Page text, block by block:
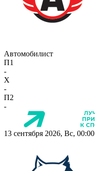
Автомобилист
П1
-
X
-
П2
-
13 сентября 2026, Вс, 00:00